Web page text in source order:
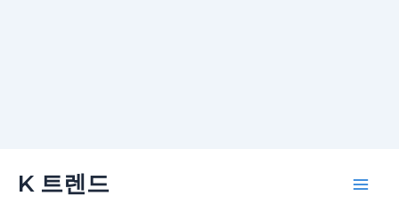
K 트렌드